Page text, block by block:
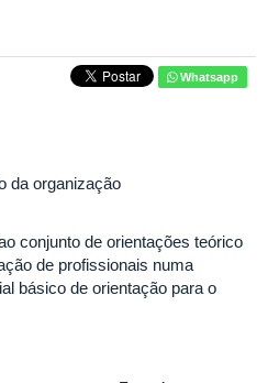
Whatsapp
da organização
conjunto de orientações teórico
de profissionais numa
básico de orientação para o